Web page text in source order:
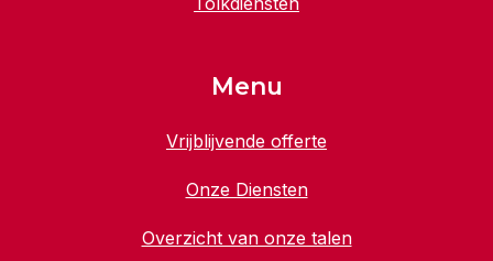
Menu
Vrijblijvende offerte
Onze Diensten
Overzicht van onze talen